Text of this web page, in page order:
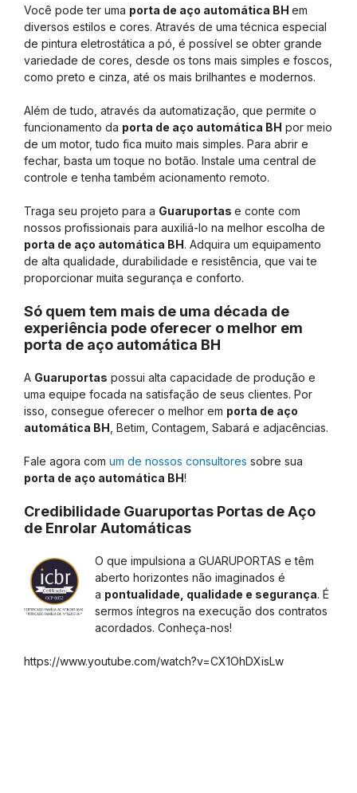
Você pode ter uma porta de aço automática BH em
diversos estilos e cores. Através de uma técnica especial
de pintura eletrostática a pó, é possível se obter grande
variedade de cores, desde os tons mais simples e foscos,
como preto e cinza, até os mais brilhantes e modernos.
Além de tudo, através da automatização, que permite o
funcionamento da porta de aço automática BH por meio
de um motor, tudo fica muito mais simples. Para abrir e
fechar, basta um toque no botão. Instale uma central de
controle e tenha também acionamento remoto.
Traga seu projeto para a Guaruportas e conte com
nossos profissionais para auxiliá-lo na melhor escolha de
porta de aço automática BH. Adquira um equipamento
de alta qualidade, durabilidade e resistência, que vai te
proporcionar muita segurança e conforto.
Só quem tem mais de uma década de
experiência pode oferecer o melhor em
porta de aço automática BH
A Guaruportas possui alta capacidade de produção e
uma equipe focada na satisfação de seus clientes. Por
isso, consegue oferecer o melhor em porta de aço
automática BH , Betim, Contagem, Sabará e adjacências.
Fale agora com um de nossos consultores sobre sua
porta de aço automática BH!
Credibilidade Guaruportas Portas de Aço
de Enrolar Automáticas
O que impulsiona a GUARUPORTAS e têm
aberto horizontes não imaginados é
a pontualidade, qualidade e segurança. É
sermos íntegros na execução dos contratos
acordados. Conheça-nos!
https://www.youtube.com/watch?v=CX1OhDXisLw